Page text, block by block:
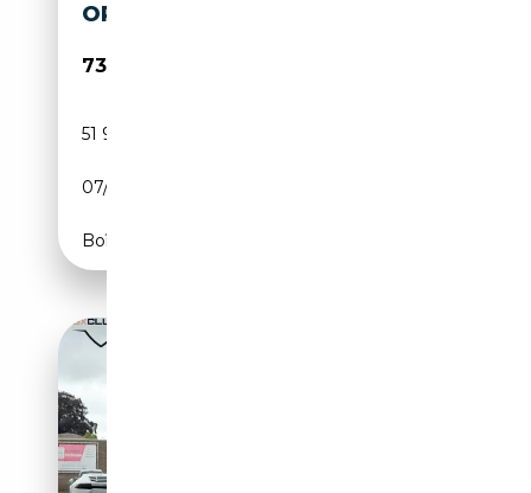
OPTION | BOWE
73 945€
51 915 km
07/2019
Boîte automatique